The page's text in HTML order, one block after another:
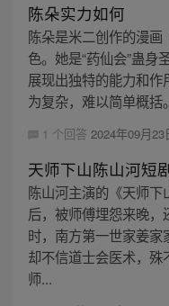
陈朵实力如何
陈朵是米二创作的漫
色。她是“药仙会”蛊身
展现出独特的能力和
为复杂，难以简单概括
1 个回答 2024年09月23
天师下山陈山河短
陈山河主演的《天师
后，被师傅埋怨来晚
时，南方第一世家姜
却不信道士会医术，
师...